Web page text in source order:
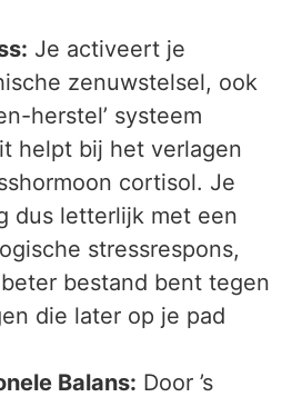
Je activeert je
zenuwstelsel, ook
herstel’ systeem
helpt bij het verlagen
cortisol. Je
dus letterlijk met een
stressrespons,
bestand bent tegen
die later op je pad
Balans: Door ’s